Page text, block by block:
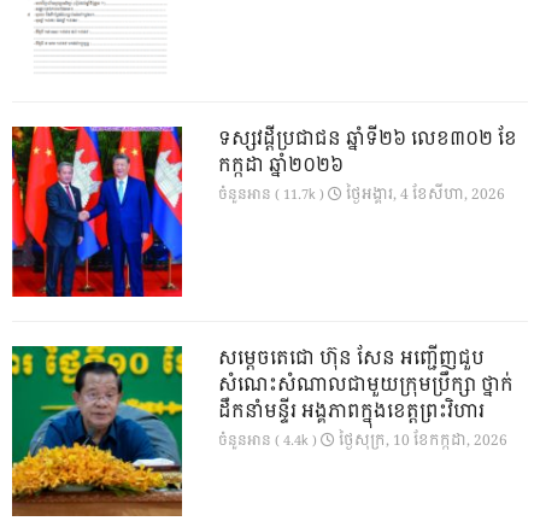
ទស្សវដ្តីប្រជាជន ឆ្នាំទី២៦ លេខ៣០២ ខែ
កក្កដា ឆ្នាំ២០២៦
ចំនួនអាន ( 11.7k ) ថ្ងៃ​អង្គារ, 4 ខែ​សីហា, 2026
សម្តេចតេជោ ហ៊ុន សែន អញ្ជើញជួប
សំណេះសំណាលជាមួយក្រុមប្រឹក្សា ថ្នាក់
ដឹកនាំមន្ទីរ អង្គភាពក្នុងខេត្តព្រះវិហារ
ចំនួនអាន ( 4.4k ) ថ្ងៃ​សុក្រ, 10 ខែ​កក្កដា, 2026